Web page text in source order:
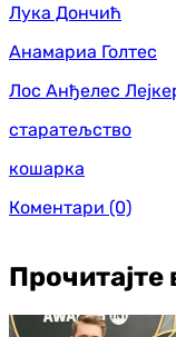
Лука Дончић
Анамариа Голтес
Лос Анђелес
старатељство
кошарка
Коментари (0)
Прочитајте